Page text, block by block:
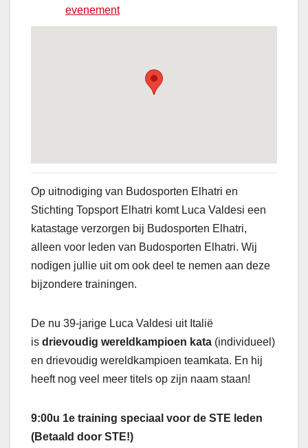
evenement
Op uitnodiging van Budosporten Elhatri en
Stichting Topsport Elhatri komt Luca Valdesi een
katastage verzorgen bij Budosporten Elhatri,
alleen voor leden van Budosporten Elhatri. Wij
nodigen jullie uit om ook deel te nemen aan deze
bijzondere trainingen.
De nu 39-jarige Luca Valdesi uit Italië
is drievoudig wereldkampioen kata (individueel)
en drievoudig wereldkampioen teamkata. En hij
heeft nog veel meer titels op zijn naam staan!
9:00u 1e training speciaal voor de STE leden
(Betaald door STE!)